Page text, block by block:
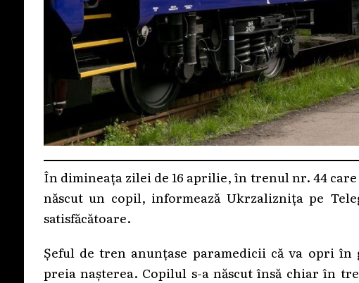
În dimineața zilei de 16 aprilie, în trenul nr. 44
născut un copil, informează Ukrzaliznița pe
satisfăcătoare.
Șeful de tren anunțase paramedicii că va opri în
preia nașterea. Copilul s-a născut însă chiar în